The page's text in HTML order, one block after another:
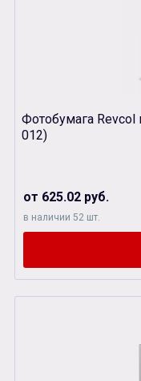
Фотобумага Revcol
012)
от 625.02 руб.
в наличии 52 шт.